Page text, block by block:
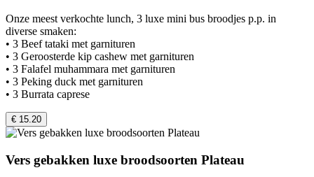
Onze meest verkochte lunch, 3 luxe mini bus broodjes p.p. in
diverse smaken:
• 3 Beef tataki met garnituren
• 3 Geroosterde kip cashew met garnituren
• 3 Falafel muhammara met garnituren
• 3 Peking duck met garnituren
• 3 Burrata caprese
€ 15.20
Vers gebakken luxe broodsoorten Plateau